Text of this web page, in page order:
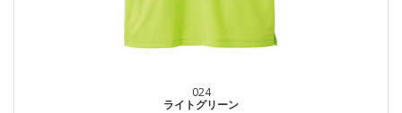
024
ライトグリーン